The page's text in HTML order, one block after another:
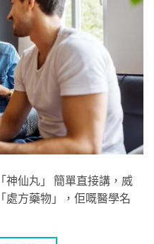
神仙丸」 簡單直接講，威
處方藥物」，佢嘅醫學名